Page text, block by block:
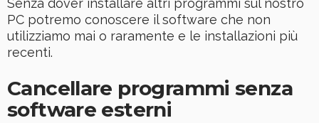
Senza dover installare altri programmi sul nostro
PC potremo conoscere il software che non
utilizziamo mai o raramente e le installazioni più
recenti.
Cancellare programmi senza
software esterni